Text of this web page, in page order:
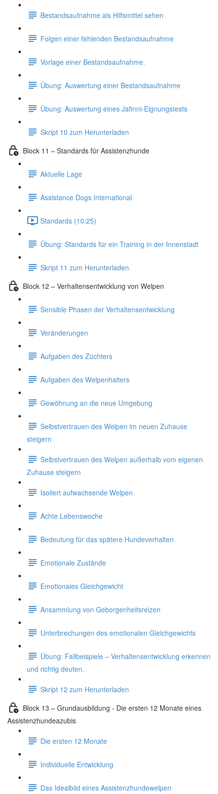
Bestandsaufnahme als Hilfsmittel sehen
Folgen einer fehlenden Bestandsaufnahme
Vorlage einer Bestandsaufnahme.
Übung: Auswertung einer Bestandsaufnahme
Übung: Auswertung eines Jafinni-Eignungstests
Skript 10 zum Herunterladen
Block 11 – Standards für Assistenzhunde
Aktuelle Lage
Assistance Dogs International
Standards (10:25)
Übung: Standards für ein Training in der Innenstadt
Skript 11 zum Herunterladen
Block 12 – Verhaltensentwicklung von Welpen
Sensible Phasen der Verhaltensentwicklung
Veränderungen
Aufgaben des Züchters
Aufgaben des Welpenhalters
Gewöhnung an die neue Umgebung
Selbstvertrauen des Welpen im neuen Zuhause
steigern
Selbstvertrauen des Welpen außerhalb vom eigenen
Zuhause steigern
Isoliert aufwachsende Welpen
Achte Lebenswoche
Bedeutung für das spätere Hundeverhalten
Emotionale Zustände
Emotionales Gleichgewicht
Ansammlung von Geborgenheitsreizen
Unterbrechungen des emotionalen Gleichgewichts
Übung: Fallbeispiele – Verhaltensentwicklung erkennen
und richtig deuten.
Skript 12 zum Herunterladen
Block 13 – Grundausbildung - Die ersten 12 Monate eines
Assistenzhundeazubis
Die ersten 12 Monate
Individuelle Entwicklung
Das Idealbild eines Assistenzhundewelpen